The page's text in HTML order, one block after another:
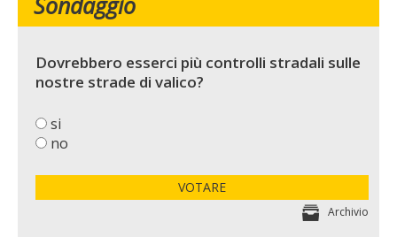
Dovrebbero esserci più controlli stradali sulle
nostre strade di valico?
si
no
VOTARE
Archivio